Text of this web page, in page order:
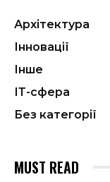
Архітектура
Інновації
Інше
ІТ-сфера
Без категорії
MUST READ